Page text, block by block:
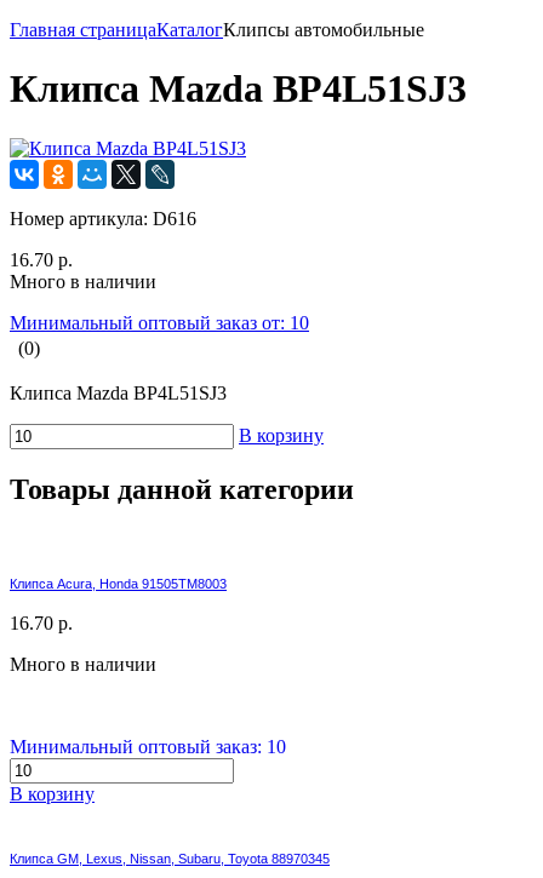
Главная страницаКаталогКлипсы автомобильные
Клипса Mazda BP4L51SJ3
Номер артикула: D616
16.70 р.
Много в наличии
Минимальный оптовый заказ от: 10
(0)
Клипса Mazda BP4L51SJ3
В корзину
Товары данной категории
Клипса Acura, Honda 91505TM8003
16.70 р.
Много в наличии
Минимальный оптовый заказ: 10
В корзину
Клипса GM, Lexus, Nissan, Subaru, Toyota 88970345